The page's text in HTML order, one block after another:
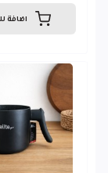
اضافة